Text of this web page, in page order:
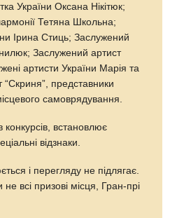
України Оксана Нікітюк;
Тетяна Школьна;
Ірина Стиць; Заслужений
Заслужений артист
артисти України Марія та
представники
самоврядування.
встановлює
відзнаки.
і перегляду не підлягає.
всі призові місця, Гран-прі